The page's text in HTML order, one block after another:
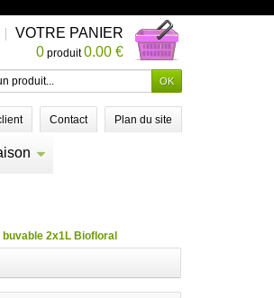
VOTRE PANIER
0 produit0.00 €
Contact Plan du site
2x1L Biofloral